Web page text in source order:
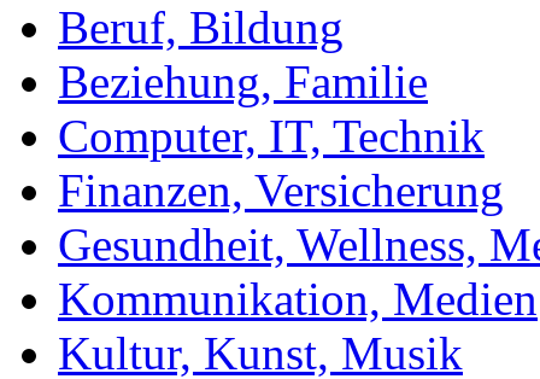
Beruf, Bildung
Beziehung, Familie
Computer, IT, Technik
Finanzen, Versicherung
Gesundheit, Wellness,
Kommunikation, Medien
Kultur, Kunst, Musik